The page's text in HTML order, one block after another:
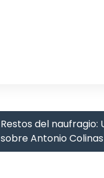
Restos del naufragio:
sobre Antonio Colinas